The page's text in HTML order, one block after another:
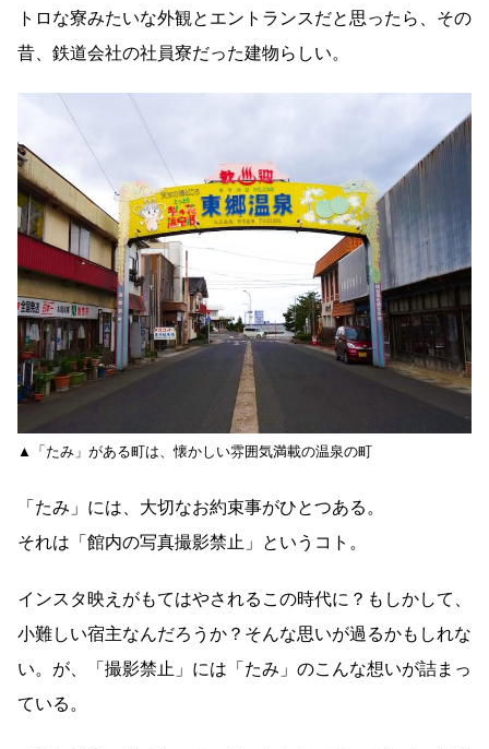
トロな寮みたいな外観とエントランスだと思ったら、その
昔、鉄道会社の社員寮だった建物らしい。
▲「たみ」がある町は、懐かしい雰囲気満載の温泉の町
「たみ」には、大切なお約束事がひとつある。
それは「館内の写真撮影禁止」というコト。
インスタ映えがもてはやされるこの時代に？もしかして、
小難しい宿主なんだろうか？そんな思いが過るかもしれな
い。が、「撮影禁止」には「たみ」のこんな想いが詰まっ
ている。